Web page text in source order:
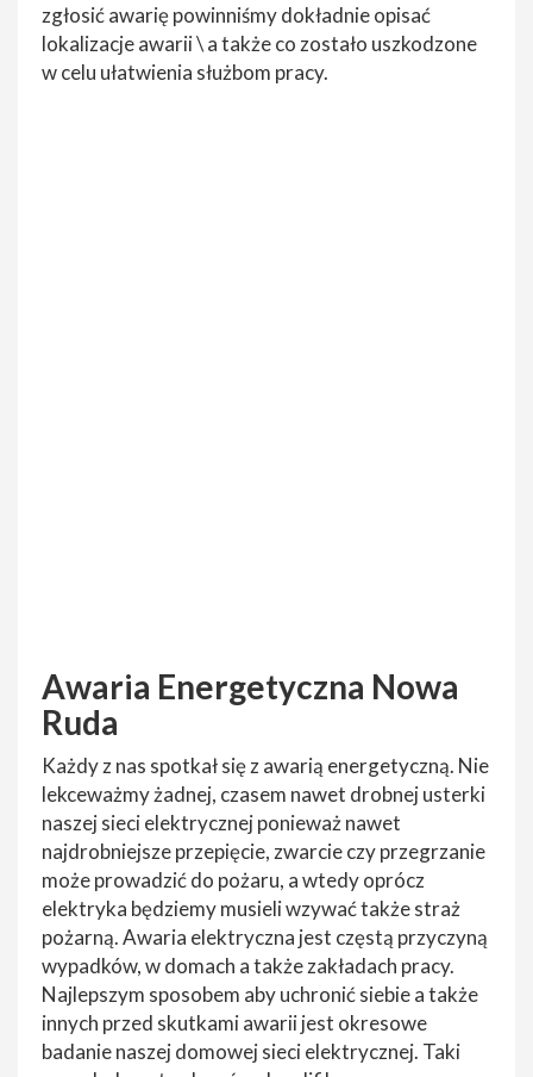
zgłosić awarię powinniśmy dokładnie opisać
lokalizacje awarii \ a także co zostało uszkodzone
w celu ułatwienia służbom pracy.
Awaria Energetyczna Nowa
Ruda
Każdy z nas spotkał się z awarią energetyczną. Nie
lekceważmy żadnej, czasem nawet drobnej usterki
naszej sieci elektrycznej ponieważ nawet
najdrobniejsze przepięcie, zwarcie czy przegrzanie
może prowadzić do pożaru, a wtedy oprócz
elektryka będziemy musieli wzywać także straż
pożarną. Awaria elektryczna jest częstą przyczyną
wypadków, w domach a także zakładach pracy.
Najlepszym sposobem aby uchronić siebie a także
innych przed skutkami awarii jest okresowe
badanie naszej domowej sieci elektrycznej. Taki